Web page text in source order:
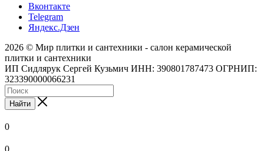
Вконтакте
Telegram
Яндекс.Дзен
2026 © Мир плитки и сантехники - салон керамической
плитки и сантехники
ИП Сидлярук Сергей Кузьмич ИНН: 390801787473 ОГРНИП:
323390000066231
Найти
0
0